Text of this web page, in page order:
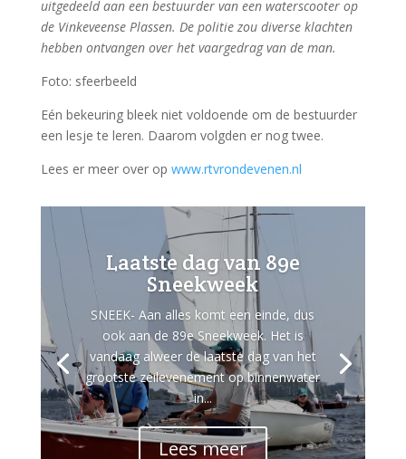
uitgedeeld aan een bestuurder van een waterscooter op
de Vinkeveense Plassen. De politie zou diverse klachten
hebben ontvangen over het vaargedrag van de man.
Foto: sfeerbeeld
Eén bekeuring bleek niet voldoende om de bestuurder
een lesje te leren. Daarom volgden er nog twee.
Lees er meer over op www.rtvrondevenen.nl
Laatste dag van 89e
Sneekweek
SNEEK- Aan alles komt een einde, dus
ook aan de 89e Sneekweek. Het is
vandaag alweer de laatste dag van het
grootste zeilevenement op binnenwater
in...
Lees meer